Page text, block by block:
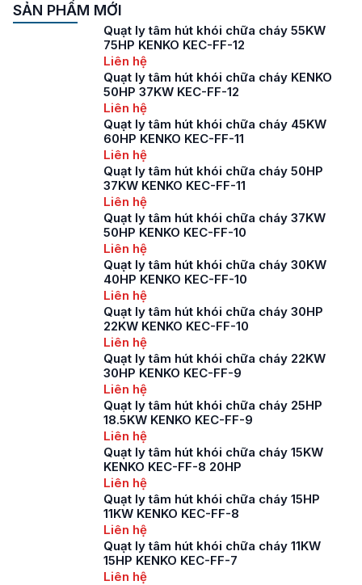
SẢN PHẨM MỚI
Quạt ly tâm hút khói chữa cháy 55KW
75HP KENKO KEC-FF-12
Liên hệ
Quạt ly tâm hút khói chữa cháy KENKO
50HP 37KW KEC-FF-12
Liên hệ
Quạt ly tâm hút khói chữa cháy 45KW
60HP KENKO KEC-FF-11
Liên hệ
Quạt ly tâm hút khói chữa cháy 50HP
37KW KENKO KEC-FF-11
Liên hệ
Quạt ly tâm hút khói chữa cháy 37KW
50HP KENKO KEC-FF-10
Liên hệ
Quạt ly tâm hút khói chữa cháy 30KW
40HP KENKO KEC-FF-10
Liên hệ
Quạt ly tâm hút khói chữa cháy 30HP
22KW KENKO KEC-FF-10
Liên hệ
Quạt ly tâm hút khói chữa cháy 22KW
30HP KENKO KEC-FF-9
Liên hệ
Quạt ly tâm hút khói chữa cháy 25HP
18.5KW KENKO KEC-FF-9
Liên hệ
Quạt ly tâm hút khói chữa cháy 15KW
KENKO KEC-FF-8 20HP
Liên hệ
Quạt ly tâm hút khói chữa cháy 15HP
11KW KENKO KEC-FF-8
Liên hệ
Quạt ly tâm hút khói chữa cháy 11KW
15HP KENKO KEC-FF-7
Liên hệ